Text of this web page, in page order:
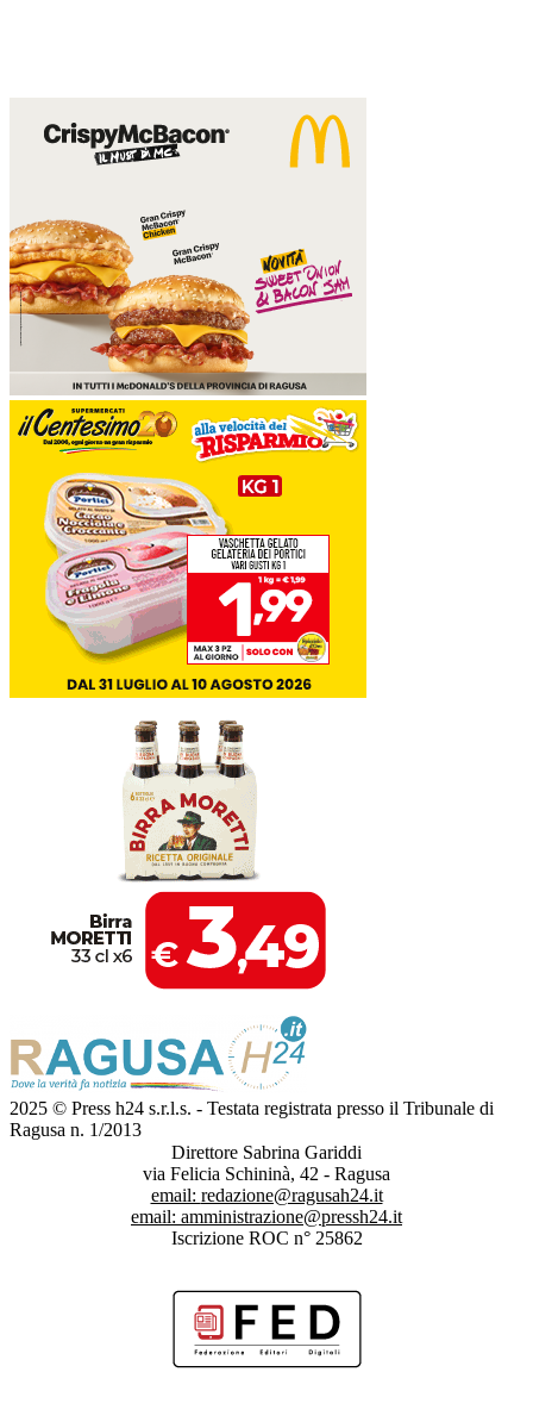
2025 © Press h24 s.r.l.s. - Testata registrata presso il Tribunale di
Ragusa n. 1/2013
Direttore Sabrina Gariddi
via Felicia Schininà, 42 - Ragusa
email: redazione@ragusah24.it
email: amministrazione@pressh24.it
Iscrizione ROC n° 25862